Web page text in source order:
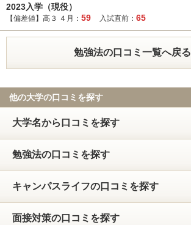
2023入学（現役）
【偏差値】高３ ４月： 59 入試直前： 65
勉強法の口コミ一覧へ戻る
他の大学の口コミを探す
大学名から口コミを探す
勉強法の口コミを探す
キャンパスライフの口コミを探す
面接対策の口コミを探す